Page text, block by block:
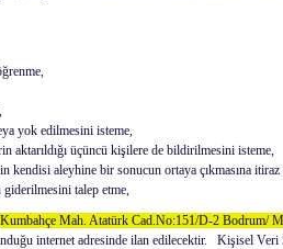
yok edilmesini isteme,
üçüncü kişilere de bildirilmesini isteme,
kendisi aleyhine bir sonucun ortaya çıkmasına itiraz
giderilmesini talep etme,
Mah. Atatürk Cad.No:151/D-2 Bodrum/
internet adresinde ilan edilecektir. Kişisel